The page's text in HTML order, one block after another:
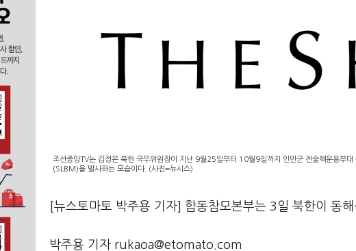
조선중앙TV는 김정은 북한 국무위원장이 지난 9월25일부터 10월9일까지 인민군 전술핵운용부
(SLBM)을 발사하는 모습이다. (사진=뉴시스)
[뉴스토마토 박주용 기자] 합동참모본부는 3일 북한이 동
박주용 기자 rukaoa@etomato.com